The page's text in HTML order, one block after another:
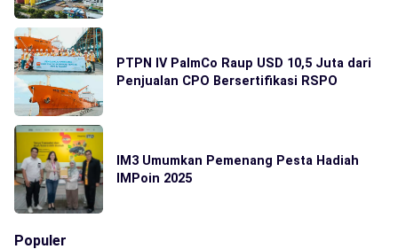
PTPN IV PalmCo Raup USD 10,5 Juta dari
Penjualan CPO Bersertifikasi RSPO
IM3 Umumkan Pemenang Pesta Hadiah
IMPoin 2025
Populer